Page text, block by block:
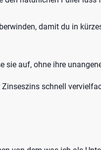
damit du in
sie auf, ohne ihre
schnell